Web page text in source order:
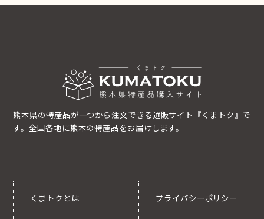
熊本県の特産品が一つから注文できる通販サイト『くまトク』で
す。全国各地に熊本の特産品をお届けします。
くまトクとは プライバシーポリシー